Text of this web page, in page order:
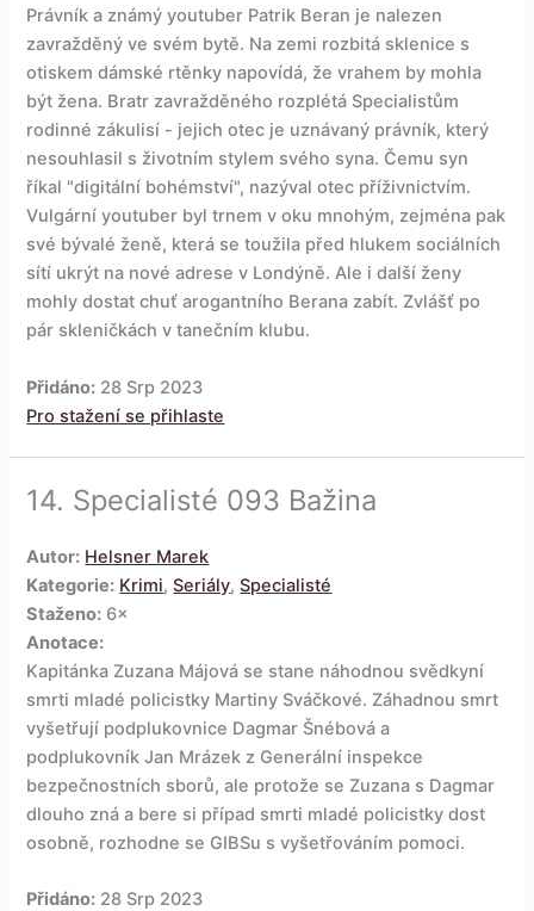
Právník a známý youtuber Patrik Beran je nalezen
zavražděný ve svém bytě. Na zemi rozbitá sklenice s
otiskem dámské rtěnky napovídá, že vrahem by mohla
být žena. Bratr zavražděného rozplétá Specialistům
rodinné zákulisí - jejich otec je uznávaný právník, který
nesouhlasil s životním stylem svého syna. Čemu syn
říkal "digitální bohémství", nazýval otec příživnictvím.
Vulgární youtuber byl trnem v oku mnohým, zejména pak
své bývalé ženě, která se toužila před hlukem sociálních
sítí ukrýt na nové adrese v Londýně. Ale i další ženy
mohly dostat chuť arogantního Berana zabít. Zvlášť po
pár skleničkách v tanečním klubu.
Přidáno: 28 Srp 2023
Pro stažení se přihlaste
14. Specialisté 093 Bažina
Autor: Helsner Marek
Kategorie: Krimi,Seriály,Specialisté
Staženo: 6×
Anotace:
Kapitánka Zuzana Májová se stane náhodnou svědkyní
smrti mladé policistky Martiny Sváčkové. Záhadnou smrt
vyšetřují podplukovnice Dagmar Šnébová a
podplukovník Jan Mrázek z Generální inspekce
bezpečnostních sborů, ale protože se Zuzana s Dagmar
dlouho zná a bere si případ smrti mladé policistky dost
osobně, rozhodne se GIBSu s vyšetřováním pomoci.
Přidáno: 28 Srp 2023